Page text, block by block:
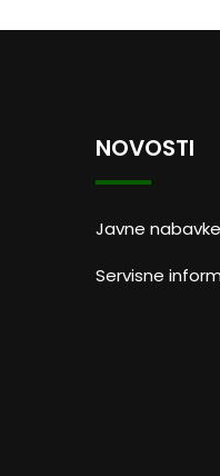
NOVOSTI
Javne nabavke
Servisne